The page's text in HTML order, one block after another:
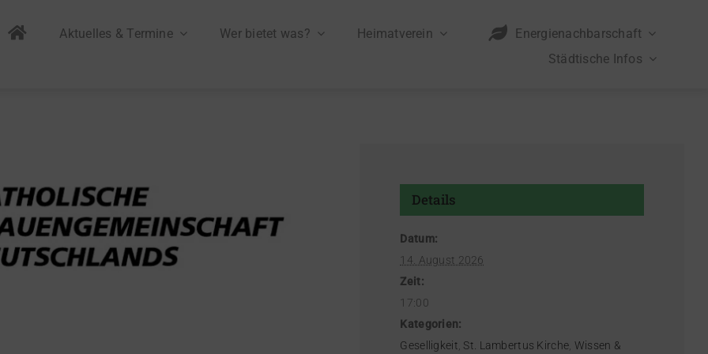
Aktuelles & Termine Wer bietet was? Heimatverein
Energienachbarschaft
Städtische Infos
Details
Datum:
14. August 2026
Zeit:
17:00
Kategorien:
Geselligkeit St. Lambertus Kirche Wissen &